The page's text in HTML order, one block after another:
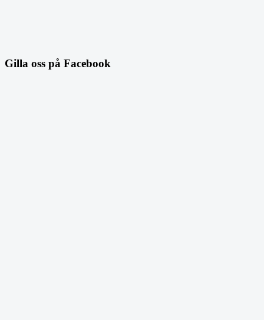
Gilla oss på Facebook